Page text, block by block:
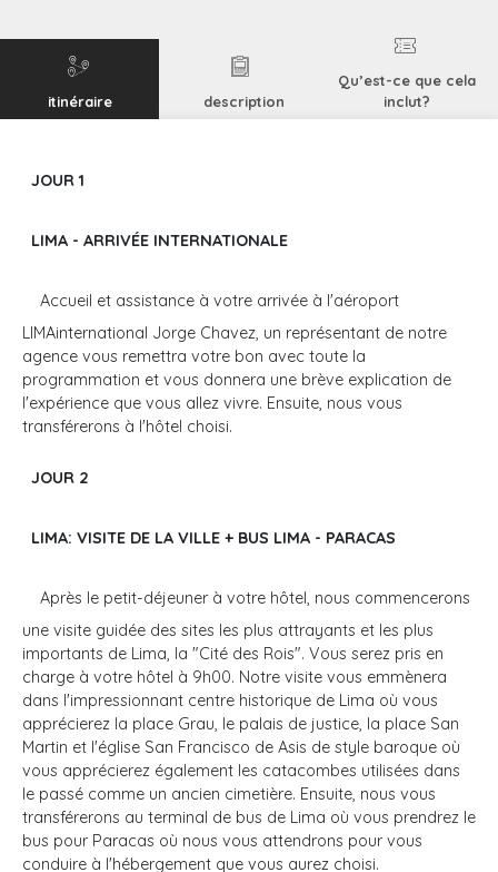
itinéraire description
Qu’est-ce que cela
inclut?
JOUR 1
LIMA - ARRIVÉE INTERNATIONALE
Accueil et assistance à votre arrivée à l'aéroport
LIMAinternational Jorge Chavez, un représentant de notre
agence vous remettra votre bon avec toute la
programmation et vous donnera une brève explication de
l'expérience que vous allez vivre. Ensuite, nous vous
transférerons à l'hôtel choisi.
JOUR 2
LIMA: VISITE DE LA VILLE + BUS LIMA - PARACAS
Après le petit-déjeuner à votre hôtel, nous commencerons
une visite guidée des sites les plus attrayants et les plus
importants de Lima, la "Cité des Rois". Vous serez pris en
charge à votre hôtel à 9h00. Notre visite vous emmènera
dans l'impressionnant centre historique de Lima où vous
apprécierez la place Grau, le palais de justice, la place San
Martin et l'église San Francisco de Asis de style baroque où
vous apprécierez également les catacombes utilisées dans
le passé comme un ancien cimetière. Ensuite, nous vous
transférerons au terminal de bus de Lima où vous prendrez le
bus pour Paracas où nous vous attendrons pour vous
conduire à l'hébergement que vous aurez choisi.